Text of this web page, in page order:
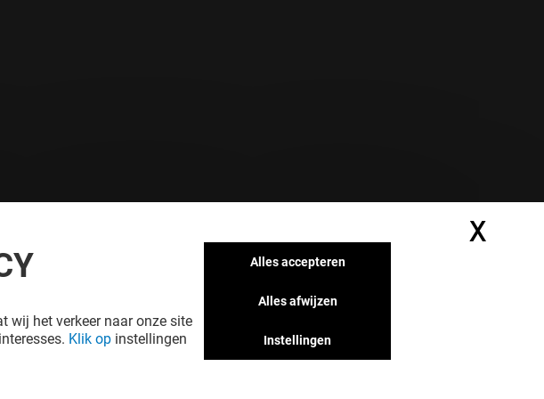
persoonsgegegevens Act for GoodHuisregels
wij het verkeer naar onze site
Klik op instellingen
Alles accepteren
Alles afwijzen
Instellingen
X